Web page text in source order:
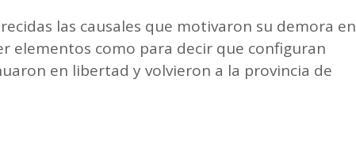
las causales que motivaron su demora en
elementos como para decir que configuran
en libertad y volvieron a la provincia de